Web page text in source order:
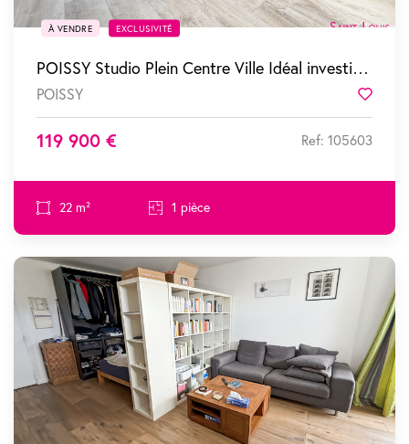
À VENDRE EXCLUSIVITÉ
POISSY Studio Plein Centre Ville Idéal investisseur ou premier achat !
POISSY
119 900 € Ref: 105603
22 m² 1 pièce
SOUS COMPROMIS